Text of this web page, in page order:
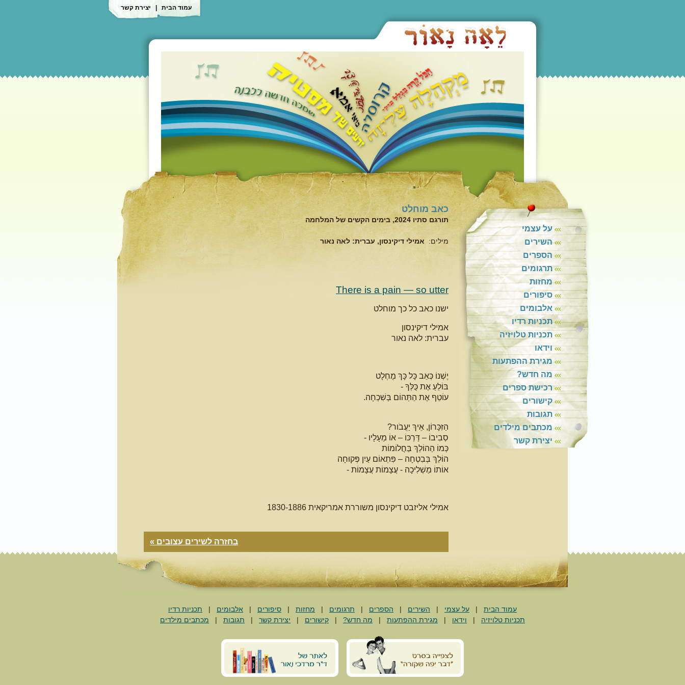
עמוד הבית יצירת קשר
על עצמי
השירים
הספרים
תרגומים
מחזות
סיפורים
אלבומים
תכניות רדיו
תכניות טלויזיה
וידאו
מגירת ההפתעות
מה חדש?
רכישת ספרים
קישורים
תגובות
מכתבים מילדים
יצירת קשר
כאב מוחלט
תורגם סתיו 2024, בימים הקשים של המלחמה
מילים: אמילי דיקינסון, עברית: לאה נאור
There is a pain — so utter
ישנו כאב כל כך מוחלט
אמילי דיקינסון
עברית: לאה נאור
יֶשְׁנוֹ כְּאֵב כָּל כָּךְ מֻחְלָט
בּוֹלֵעַ אֶת כֻּלְּךָ -
עוֹטֵף אֶת הַתְּהוֹם בְּשִׁכְחָה.
הַזִּכָּרוֹן, אֵיךְ יַעֲבֹור?
סְבִיבוֹ – דַּרְכּוֹ – אוֹ מֵעָלָיו -
כְּמוֹ הַהוֹלֵךְ בַּחֲלוֹמוֹת
הוֹלֵךְ בְּבִטְחָה – פִּתְאוֹם עַיִן פְּקוּחָה
אוֹתוֹ מַשְׁלִיכָה - עֲצָמוֹת עֲצָמוֹת -
אמילי אליזבט דיקינסון משוררת אמריקאית 1830-1886
בחזרה לשירים עצובים »
עמוד הבית | על עצמי | השירים | הספרים | תרגומים | מחזות | סיפורים | אלבומים | תכניות רדיו
תכניות טלויזיה | וידאו | מגירת ההפתעות | מה חדש? | קישורים | יצירת קשר | תגובות | מכתבים מילדים